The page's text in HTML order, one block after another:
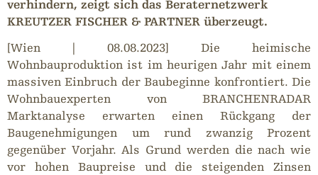
verhindern, zeigt sich das Beraternetzwerk
KREUTZER FISCHER & PARTNER überzeugt.
[Wien | 08.08.2023] Die heimische
Wohnbauproduktion ist im heurigen Jahr mit einem
massiven Einbruch der Baubeginne konfrontiert. Die
Wohnbauexperten von BRANCHENRADAR
Marktanalyse erwarten einen Rückgang der
Baugenehmigungen um rund zwanzig Prozent
gegenüber Vorjahr. Als Grund werden die nach wie
vor hohen Baupreise und die steigenden Zinsen